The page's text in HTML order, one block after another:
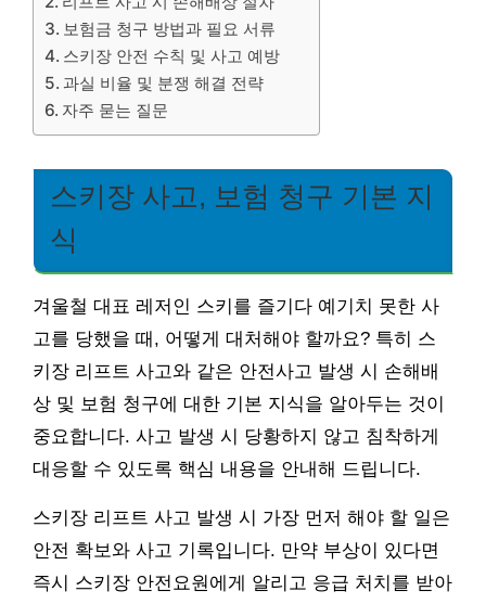
보험금 청구 방법과 필요 서류
스키장 안전 수칙 및 사고 예방
과실 비율 및 분쟁 해결 전략
자주 묻는 질문
스키장 사고, 보험 청구 기본 지
식
겨울철 대표 레저인 스키를 즐기다 예기치 못한 사
고를 당했을 때, 어떻게 대처해야 할까요? 특히 스
키장 리프트 사고와 같은 안전사고 발생 시 손해배
상 및 보험 청구에 대한 기본 지식을 알아두는 것이
중요합니다. 사고 발생 시 당황하지 않고 침착하게
대응할 수 있도록 핵심 내용을 안내해 드립니다.
스키장 리프트 사고 발생 시 가장 먼저 해야 할 일은
안전 확보와 사고 기록입니다. 만약 부상이 있다면
즉시 스키장 안전요원에게 알리고 응급 처치를 받아